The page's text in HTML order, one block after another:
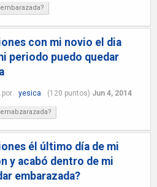
con mi novio el dia
periodo puedo quedar
por yesica (120 puntos) Jun 4, 2014
él último día de mi
y acabó dentro de mi
embarazada?